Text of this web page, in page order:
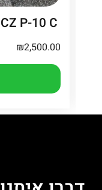
₪2,500.00